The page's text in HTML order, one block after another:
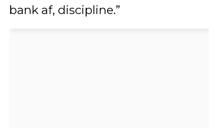
bank af, discipline.”